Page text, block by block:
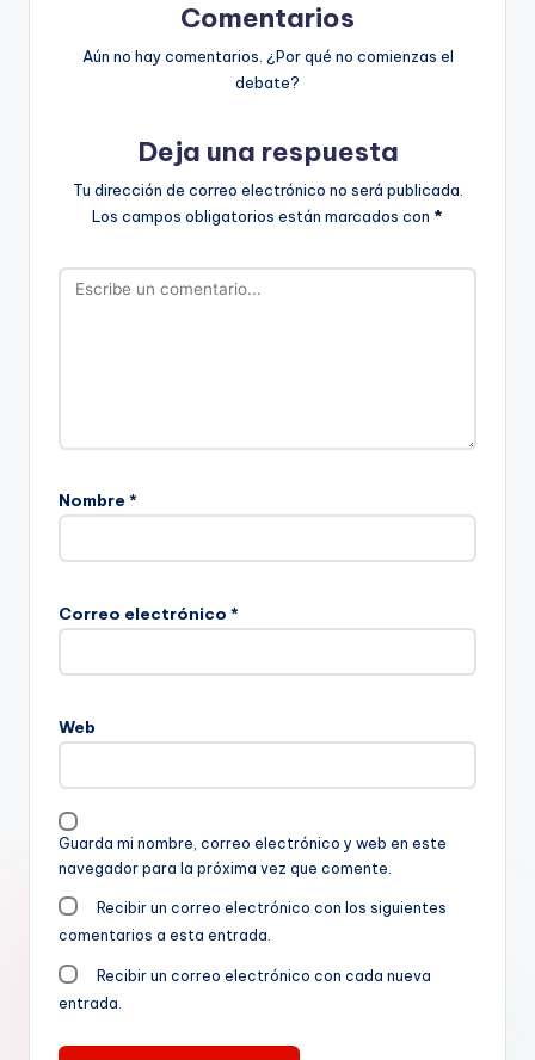
Comentarios
Aún no hay comentarios. ¿Por qué no comienzas el
debate?
Deja una respuesta
Tu dirección de correo electrónico no será publicada.
Los campos obligatorios están marcados con *
Nombre *
Correo electrónico *
Web
Guarda mi nombre, correo electrónico y web en este
navegador para la próxima vez que comente.
Recibir un correo electrónico con los siguientes
comentarios a esta entrada.
Recibir un correo electrónico con cada nueva
entrada.